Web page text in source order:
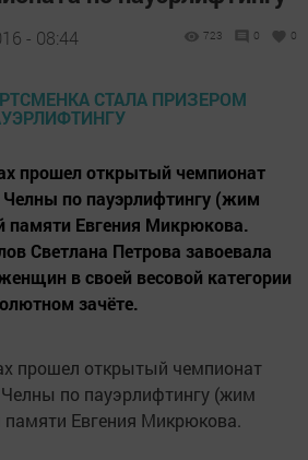
- 08:44 723 0 0
прошел открытый чемпионат
по пауэрлифтингу (жим
Евгения Микрюкова.
Светлана Петрова завоевала
в своей весовой категории
зачёте.
прошел открытый чемпионат
по пауэрлифтингу (жим
Евгения Микрюкова.